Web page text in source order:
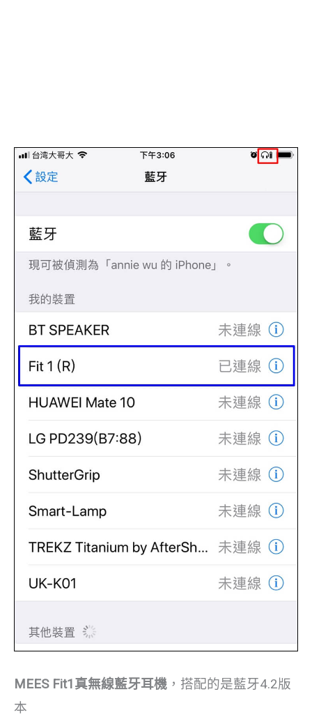
MEES Fit1真無線藍牙耳機 ，搭配的是藍牙4.2版
本